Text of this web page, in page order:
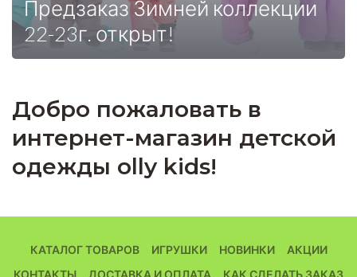
Предзаказ Зимней коллекции
22-23г. открыт!
Добро пожаловать в
интернет-магазин детской
одежды olly kids!
КАТАЛОГ ТОВАРОВ ИГРУШКИ НОВИНКИ
АКЦИИ
КОНТАКТЫ
ДОСТАВКА И ОПЛАТА КАК СДЕЛАТЬ ЗАКАЗ